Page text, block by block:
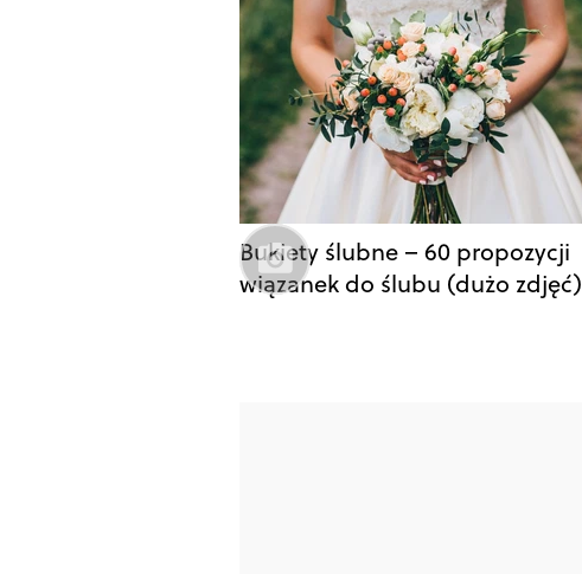
Bukiety ślubne – 60 propozycji
wiązanek do ślubu (dużo zdjęć)